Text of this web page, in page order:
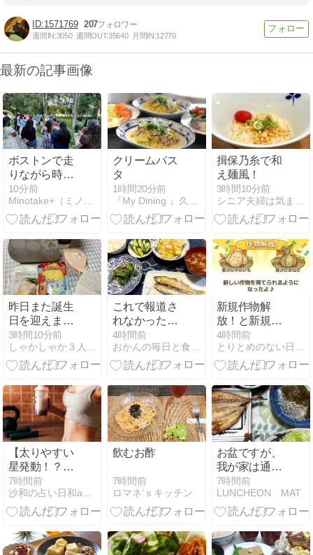
1571769 207
週間IN:3050 週間OUT:35640 月間IN:12770
最新の記事画像
ボストンで走
りながら時差
ぼけを直す
10分前
Minotake+（ミノタケプラス）in Boston
クリームパス
タ
1時間20分前
『My Dining 』久留米料理教室〜おうちごはん
揖保乃糸で和
え麺風！
3時間10分前
シニア夫婦は気ままに・・・
昨日また誕生
日を迎えまし
た
3時間10分前
しゃかしゃか３人娘との毎日
これで報道さ
れなかったら
終わりです
4時間前
おかんの毎日と食事と猫
新規作物解
放！と新規収
穫対象商品〜
カウシェファ
ーム〜
4時間前
とりとめのない日々の雑記帳
【太りやすい
星発動！？ジ
ム、シックス
パッドでスリ
ムになれるか
7時間前
沙和の占い日和and so on
飲むお酢
7時間前
ロマネ’ｓキッチン
お盆ですが、
我が家は通常
運転です
7時間前
LUNCHEON MAT